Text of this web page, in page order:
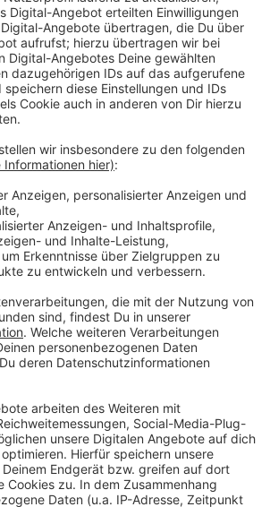
wenn sie gebraucht werden. Doch
werden, sagt Volker Heiliger
Westfalen-Lippe.
sich 265 Personen aus
angemeldet. Dazu gehören
und so weiter. Es
dabei.
weit noch mal 2.000 Ärzte, die sich
haben und im Ernstfall helfen wollen.
in Nordrhein Westfahlen wieder
geben sollte, können sich die
an die Ärtztekammer Westfalen-
regionale Freiwillige vermitteln,
engagieren.
sein wollt:
gibt es hier.